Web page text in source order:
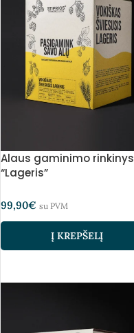
Alaus gaminimo rinkinys
“Lageris”
99,90€ su PVM
Į KREPŠELĮ